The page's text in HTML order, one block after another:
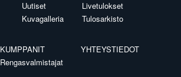
Uutiset
Kuvagalleria
Livetulokset
Tulosarkisto
KUMPPANIT
Rengasvalmistajat
YHTEYSTIEDOT